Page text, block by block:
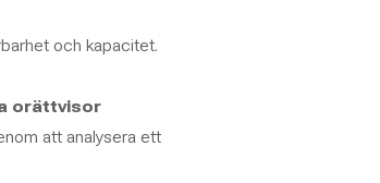
och kapacitet.
orättvisor
att analysera ett